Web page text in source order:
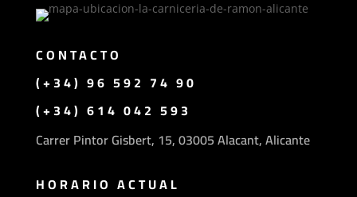
CONTACTO
(+34) 96 592 74 90
(+34) 614 042 593
Carrer Pintor Gisbert, 15, 03005 Alacant, Alicante
HORARIO ACTUAL